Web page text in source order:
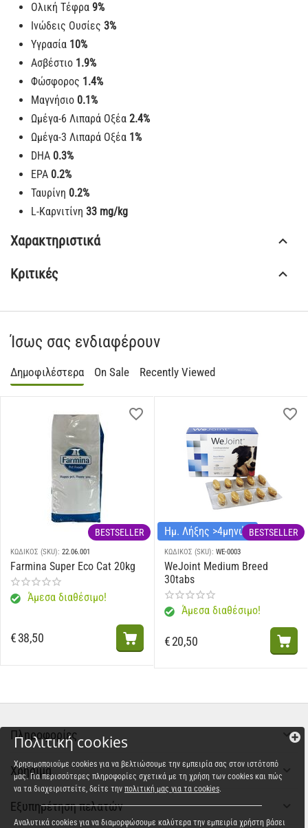
Ολική Τέφρα 9%
Ινώδεις Ουσίες 3%
Υγρασία 10%
Ασβέστιο 1.9%
Φώσφορος 1.4%
Μαγνήσιο 0.1%
Ωμέγα-6 Λιπαρά Οξέα 2.4%
Ωμέγα-3 Λιπαρά Οξέα 1%
DHA 0.3%
EPA 0.2%
Ταυρίνη 0.2%
L-Καρνιτίνη 33 mg/kg
Χαρακτηριστικά
Κριτικές
Ίσως σας ενδιαφέρουν
Δημοφιλέστερα On Sale Recently Viewed
BESTSELLER
ΚΩΔΙΚΟΣ (SKU): 22.06.001
Farmina Super Eco Cat 20kg
Άμεσα διαθέσιμο!
€38,50
Ημ. Λήξης >4μηνώνBESTSELLER
ΚΩΔΙΚΟΣ (SKU): WE-0003
WeJoint Medium Breed
30tabs
Άμεσα διαθέσιμο!
€20,50
Πληροφορίες
Χρήσιμα
Εξυπηρέτηση πελατών
Πολιτική cookies
Χρησιμοποιούμε cookies για να βελτιώσουμε την εμπειρία σας στον ιστότοπό
μας. Για περισσότερες πληροφορίες σχετικά με τη χρήση των cookies και πώς
να τα διαχειριστείτε, δείτε την πολιτική μας για τα cookies.
Αναλυτικά cookies για να διαμορφώσουμε καλύτερα την εμπειρία χρήστη βάσει